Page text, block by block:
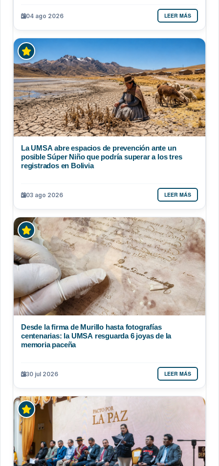
04 ago 2026 LEER MÁS
La UMSA abre espacios de prevención ante un
posible Súper Niño que podría superar a los tres
registrados en Bolivia
03 ago 2026 LEER MÁS
Desde la firma de Murillo hasta fotografías
centenarias: la UMSA resguarda 6 joyas de la
memoria paceña
30 jul 2026 LEER MÁS